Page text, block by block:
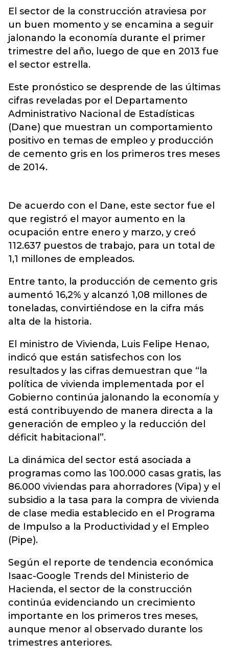
El sector de la construcción atraviesa por
un buen momento y se encamina a seguir
jalonando la economía durante el primer
trimestre del año, luego de que en 2013 fue
el sector estrella.
Este pronóstico se desprende de las últimas
cifras reveladas por el Departamento
Administrativo Nacional de Estadísticas
(Dane) que muestran un comportamiento
positivo en temas de empleo y producción
de cemento gris en los primeros tres meses
de 2014.
De acuerdo con el Dane, este sector fue el
que registró el mayor aumento en la
ocupación entre enero y marzo, y creó
112.637 puestos de trabajo, para un total de
1,1 millones de empleados.
Entre tanto, la producción de cemento gris
aumentó 16,2% y alcanzó 1,08 millones de
toneladas, convirtiéndose en la cifra más
alta de la historia.
El ministro de Vivienda, Luis Felipe Henao,
indicó que están satisfechos con los
resultados y las cifras demuestran que “la
política de vivienda implementada por el
Gobierno continúa jalonando la economía y
está contribuyendo de manera directa a la
generación de empleo y la reducción del
déficit habitacional”.
La dinámica del sector está asociada a
programas como las 100.000 casas gratis, las
86.000 viviendas para ahorradores (Vipa) y el
subsidio a la tasa para la compra de vivienda
de clase media establecido en el Programa
de Impulso a la Productividad y el Empleo
(Pipe).
Según el reporte de tendencia económica
Isaac-Google Trends del Ministerio de
Hacienda, el sector de la construcción
continúa evidenciando un crecimiento
importante en los primeros tres meses,
aunque menor al observado durante los
trimestres anteriores.